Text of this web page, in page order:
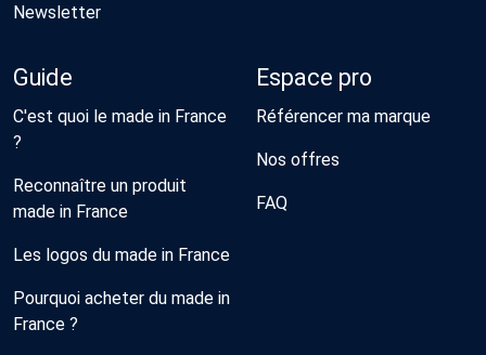
Newsletter
Guide
C'est quoi le made in France
?
Reconnaître un produit
made in France
Les logos du made in France
Pourquoi acheter du made in
France ?
Espace pro
Référencer ma marque
Nos offres
FAQ